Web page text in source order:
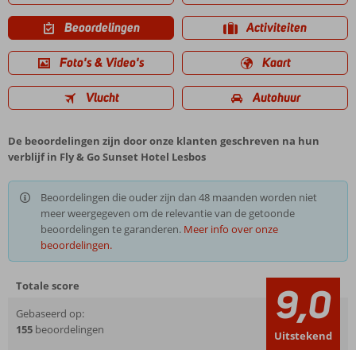
Beoordelingen Activiteiten
Foto's & Video's Kaart
Vlucht Autohuur
De beoordelingen zijn door onze klanten geschreven na hun
verblijf in Fly & Go Sunset Hotel Lesbos
Beoordelingen die ouder zijn dan 48 maanden worden niet
meer weergegeven om de relevantie van de getoonde
beoordelingen te garanderen. Meer info over onze
beoordelingen.
Totale score
Gebaseerd op:
155 beoordelingen 9,0
Uitstekend